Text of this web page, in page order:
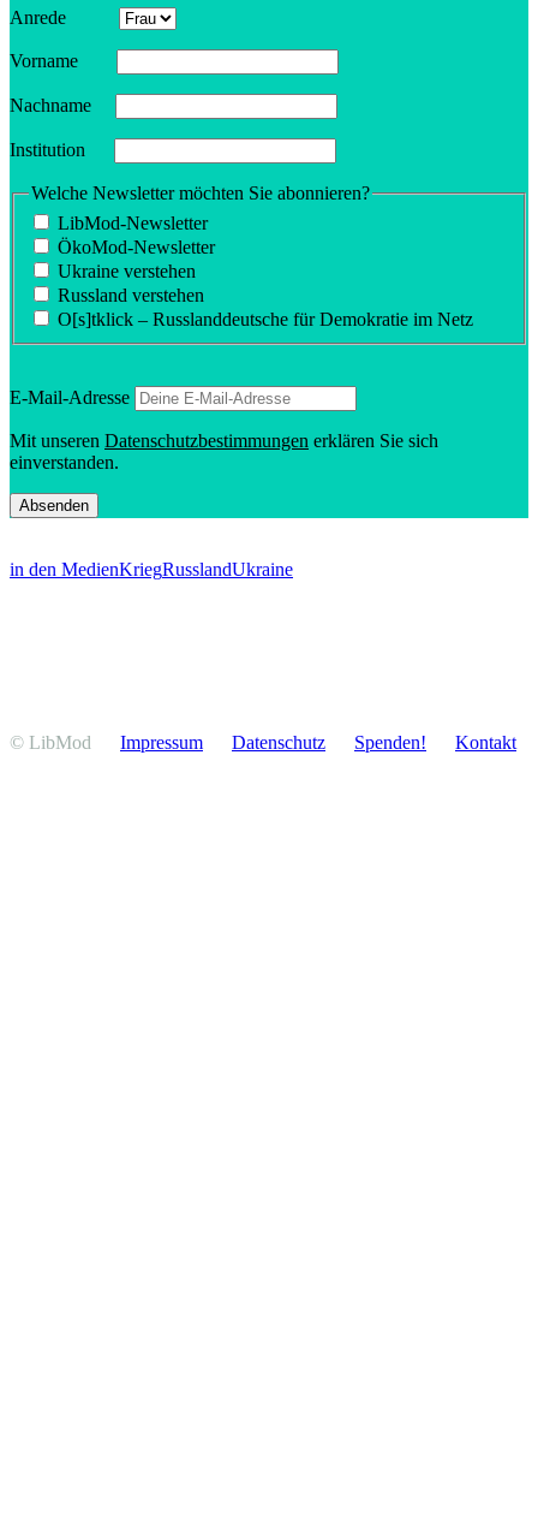
Anrede
Vorname
Nachname
Insti­tution
Welche Newsletter möchten Sie abonnieren?
LibMod-Newsletter
ÖkoMod-Newsletter
Ukraine verstehen
Russland verstehen
O[s]tklick – Russland­deutsche für Demokratie im Netz
E‑Mail-Adresse
Mit unseren Daten­schutz­be­stim­mungen erklären Sie sich
einverstanden.
in den MedienKriegRusslandUkraine
© LibMod Impressum Daten­schutz Spenden! Kontakt